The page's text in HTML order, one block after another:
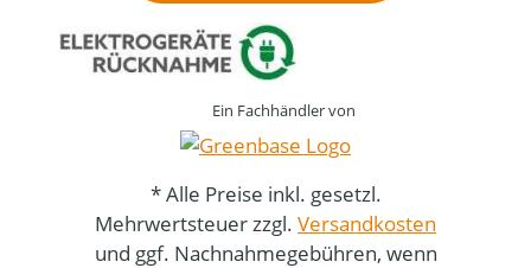
Ein Fachhändler von
* Alle Preise inkl. gesetzl.
Mehrwertsteuer zzgl. Versandkosten
und ggf. Nachnahmegebühren, wenn